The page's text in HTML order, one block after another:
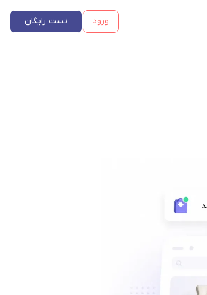
ورود تست رایگان